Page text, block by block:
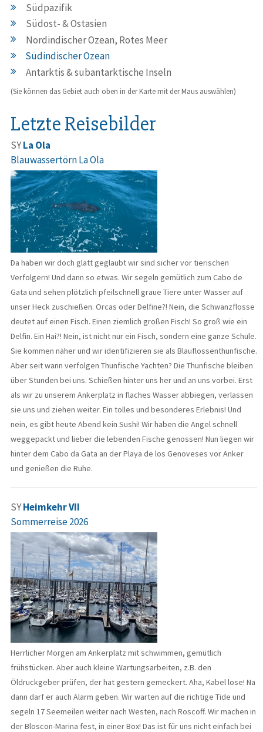
Südpazifik
Südost- & Ostasien
Nordindischer Ozean, Rotes Meer
Südindischer Ozean
Antarktis & subantarktische Inseln
(Sie können das Gebiet auch oben in der Karte mit der Maus auswählen)
Letzte Reisebilder
SYLa Ola
Blauwassertörn La Ola
Da haben wir doch glatt geglaubt wir sind sicher vor tierischen
Verfolgern! Und dann so etwas. Wir segeln gemütlich zum Cabo de
Gata und sehen plötzlich pfeilschnell graue Tiere unter Wasser auf
unser Heck zuschießen. Orcas oder Delfine?! Nein, die Schwanzflosse
deutet auf einen Fisch. Einen ziemlich großen Fisch! So groß wie ein
Delfin. Ein Hai?! Nein, ist nicht nur ein Fisch, sondern eine ganze Schule.
Sie kommen näher und wir identifizieren sie als Blauflossenthunfische.
Aber seit wann verfolgen Thunfische Yachten? Die Thunfische bleiben
über Stunden bei uns. Schießen hinter uns her und an uns vorbei. Erst
als wir zu unserem Ankerplatz in flaches Wasser abbiegen, verlassen
sie uns und ziehen weiter. Ein tolles und besonderes Erlebnis! Und
nein, es gibt heute Abend kein Sushi! Wir haben die Angel schnell
weggepackt und lieber die lebenden Fische genossen! Nun liegen wir
hinter dem Cabo da Gata an der Playa de los Genoveses vor Anker
und genießen die Ruhe.
SYHeimkehr VII
Sommerreise 2026
Herrlicher Morgen am Ankerplatz mit schwimmen, gemütlich
frühstücken. Aber auch kleine Wartungsarbeiten, z.B. den
Öldruckgeber prüfen, der hat gestern gemeckert. Aha, Kabel lose! Na
dann darf er auch Alarm geben. Wir warten auf die richtige Tide und
segeln 17 Seemeilen weiter nach Westen, nach Roscoff. Wir machen in
der Bloscon-Marina fest, in einer Box! Das ist für uns nicht einfach bei